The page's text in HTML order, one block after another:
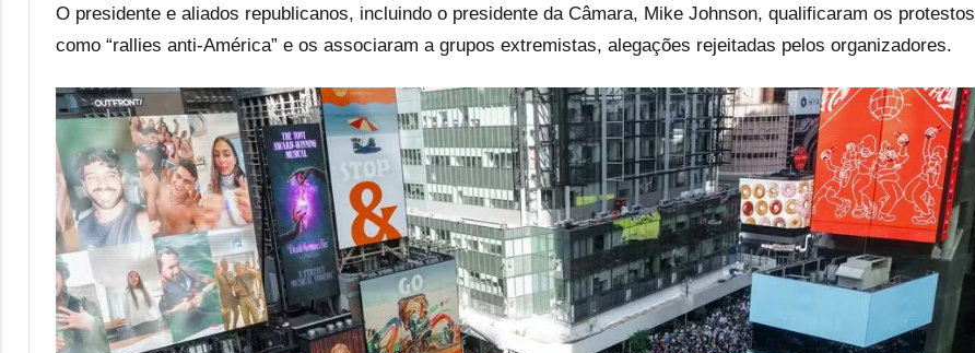
O presidente e aliados republicanos, incluindo o presidente da Câmara, Mike Johnson, qualificaram os protestos
como “rallies anti-América” e os associaram a grupos extremistas, alegações rejeitadas pelos organizadores.